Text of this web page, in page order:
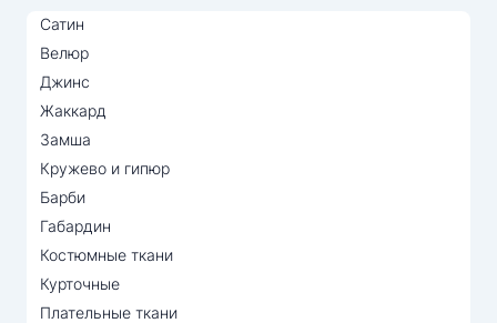
Сатин
Велюр
Джинс
Жаккард
Замша
Кружево и гипюр
Барби
Габардин
Костюмные ткани
Курточные
Плательные ткани